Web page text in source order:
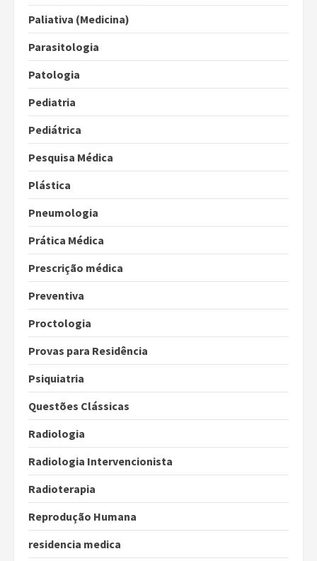
Paliativa (Medicina)
Parasitologia
Patologia
Pediatria
Pediátrica
Pesquisa Médica
Plástica
Pneumologia
Prática Médica
Prescrição médica
Preventiva
Proctologia
Provas para Residência
Psiquiatria
Questões Clássicas
Radiologia
Radiologia Intervencionista
Radioterapia
Reprodução Humana
residencia medica